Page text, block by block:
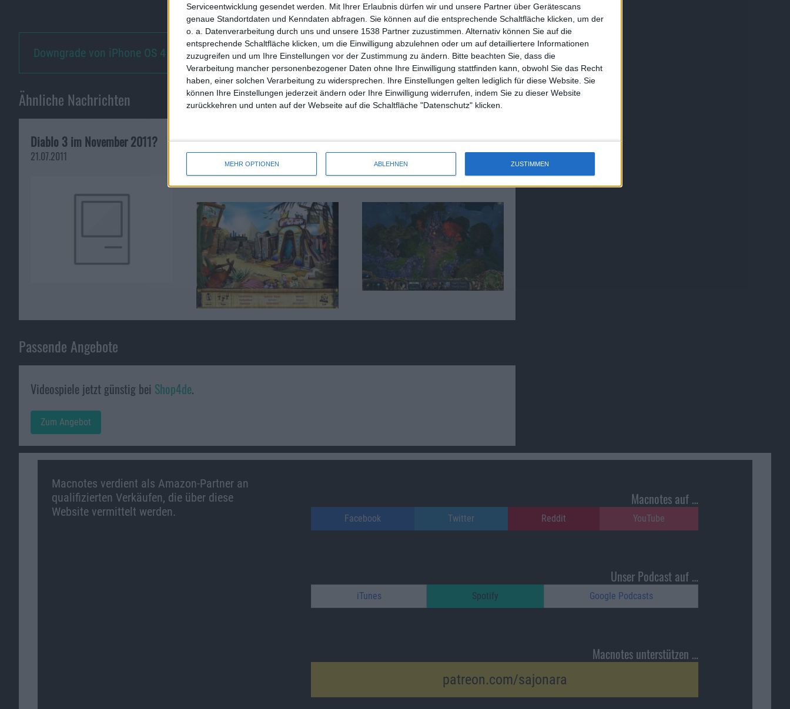
Serviceentwicklung gesendet werden.
Mit Ihrer Erlaubnis dürfen wir und unsere Partner über Gerätescans
genaue Standortdaten und Kenndaten abfragen. Sie können auf die entsprechende Schaltfläche klicken, um der
o. a. Datenverarbeitung durch uns und unsere 1538 Partner zuzustimmen. Alternativ können Sie auf die
entsprechende Schaltfläche klicken, um die Einwilligung abzulehnen oder um auf detailliertere Informationen
zuzugreifen und um Ihre Einstellungen vor der Zustimmung zu ändern.
Bitte beachten Sie, dass die
Verarbeitung mancher personenbezogener Daten ohne Ihre Einwilligung stattfinden kann, obwohl Sie das Recht
haben, einer solchen Verarbeitung zu widersprechen. Ihre Einstellungen gelten lediglich für diese Website. Sie
können Ihre Einstellungen jederzeit ändern oder Ihre Einwilligung widerrufen, indem Sie zu dieser Website
zurückkehren und unten auf der Webseite auf die Schaltfläche "Datenschutz" klicken.
MEHR OPTIONEN ABLEHNEN ZUSTIMMEN
Downgrade von iPhone OS 4 Beta… Soundtrack zu FIFA Fussball-We…
Ähnliche Nachrichten
Diablo 3 im November 2011?
21.07.2011
Wimmelbild-Abenteuer Ankh:
Die verlorenen Schätze Ende
November
17.11.2009
Deutsche Version von King’s
Bounty: Amored Princess im
Handel
06.04.2010
Passende Angebote
Videospiele jetzt günstig bei Shop4de.
Zum Angebot
Macnotes verdient als Amazon-Partner an
qualifizierten Verkäufen, die über diese
Website vermittelt werden.
Macnotes auf …
Facebook Twitter Reddit YouTube
Unser Podcast auf …
iTunes Spotify Google Podcasts
Macnotes unterstützen …
patreon.com/sajonara